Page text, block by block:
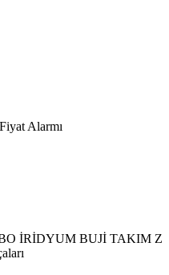
Fiyat Alarmı
İRİDYUM BUJİ TAKIM Z